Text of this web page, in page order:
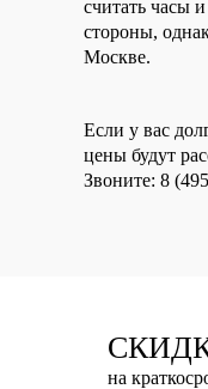
считать часы
стороны,
Москве.
Если у вас
цены будут
Звоните: 8
на